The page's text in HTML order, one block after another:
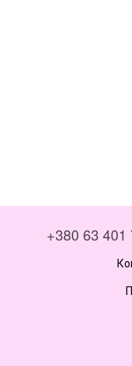
+380 63 401